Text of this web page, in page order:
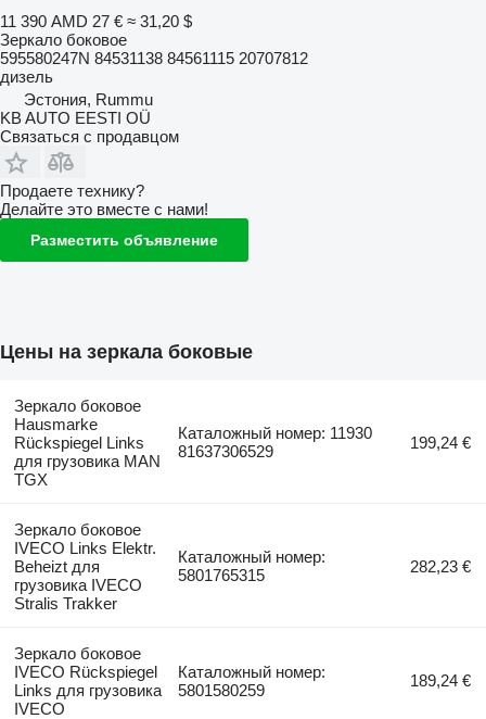
11 390 AMD 27 € ≈ 31,20 $
Зеркало боковое
595580247N 84531138 84561115 20707812
дизель
Эстония, Rummu
KB AUTO EESTI OÜ
Связаться с продавцом
Продаете технику?
Делайте это вместе с нами!
Разместить объявление
Цены на зеркала боковые
Зеркало боковое
Hausmarke
Rückspiegel Links
для грузовика MAN
TGX
Каталожный номер: 11930
81637306529
199,24 €
Зеркало боковое
IVECO Links Elektr.
Beheizt для
грузовика IVECO
Stralis Trakker
Каталожный номер:
5801765315
282,23 €
Зеркало боковое
IVECO Rückspiegel
Links для грузовика
IVECO
Каталожный номер:
5801580259
189,24 €